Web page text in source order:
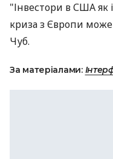
"Інвестори в США як
криза з Європи
Чуб.
За матеріалами: